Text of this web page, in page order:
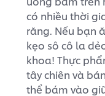
có nhiều thời
răng. Nếu bạn
kẹo sô cô la
khoa! Thực
tây chiên và
thể bám vào